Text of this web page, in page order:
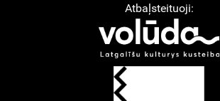
Atbaļsteituoji: